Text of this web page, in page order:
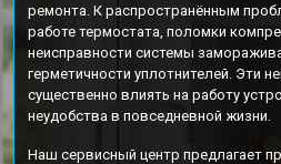
ремонта. К распространённым
работе термостата, поломки
неисправности системы
герметичности уплотнителей. Эти
существенно влиять на работу
неудобства в повседневной жизни.
Наш сервисный центр предлагает